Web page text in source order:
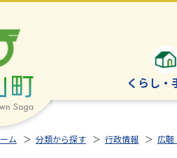
くらし・
ム ＞ 分類から探す ＞ 行政情報 ＞ 広聴